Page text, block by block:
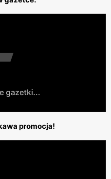
gazetki...
promocja!